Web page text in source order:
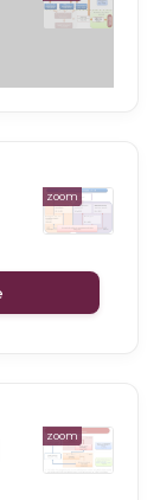
zoom
zoom